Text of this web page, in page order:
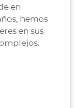
en
hemos
en sus